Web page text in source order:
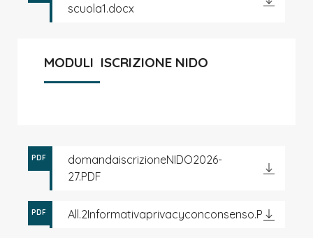
scuola1.docx
MODULI ISCRIZIONE NIDO
PDF
domandaiscrizioneNIDO2026-
27.PDF
PDF All.2Informativaprivacyconconsenso.PDF